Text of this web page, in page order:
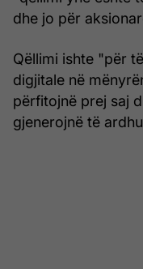
dhe jo për
Qëllimi ishte "për
digjitale në
përfitojnë prej saj
gjenerojnë të